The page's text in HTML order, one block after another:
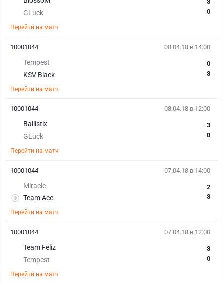
GLuck
3
0
Перейти на матч
08.04.18 в 14:00
Tempest
KSV Black
0
3
Перейти на матч
10001044
08.04.18 в 12:00
Ballistix
GLuck
3
0
Перейти на матч
10001044
07.04.18 в 14:00
Miracle
Team Ace
2
3
Перейти на матч
10001044
07.04.18 в 12:00
Team Feliz
Tempest
3
0
Перейти на матч
10001044